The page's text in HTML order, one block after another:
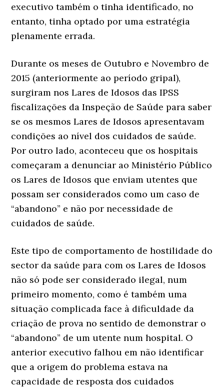
executivo também o tinha identificado, no
entanto, tinha optado por uma estratégia
plenamente errada.
Durante os meses de Outubro e Novembro de
2015 (anteriormente ao período gripal),
surgiram nos Lares de Idosos das IPSS
fiscalizações da Inspeção de Saúde para saber
se os mesmos Lares de Idosos apresentavam
condições ao nível dos cuidados de saúde.
Por outro lado, aconteceu que os hospitais
começaram a denunciar ao Ministério Público
os Lares de Idosos que enviam utentes que
possam ser considerados como um caso de
“abandono” e não por necessidade de
cuidados de saúde.
Este tipo de comportamento de hostilidade do
sector da saúde para com os Lares de Idosos
não só pode ser considerado ilegal, num
primeiro momento, como é também uma
situação complicada face à dificuldade da
criação de prova no sentido de demonstrar o
“abandono” de um utente num hospital. O
anterior executivo falhou em não identificar
que a origem do problema estava na
capacidade de resposta dos cuidados